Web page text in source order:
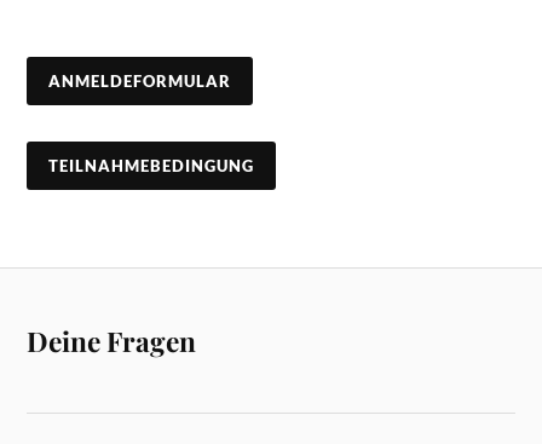
ANMELDEFORMULAR
TEILNAHMEBEDINGUNG
Deine Fragen